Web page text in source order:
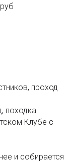
проход
походка
Клубе с
и собирается